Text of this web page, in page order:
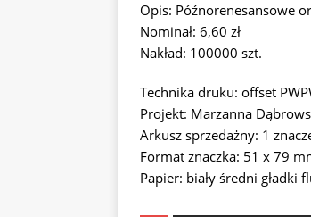
Opis: Późnorenesansowe
Nominał: 6,60 zł
Nakład: 100000 szt.
Technika druku: offset
Projekt: Marzanna
Arkusz sprzedażny: 1
Format znaczka: 51 x 79
Papier: biały średni gładki